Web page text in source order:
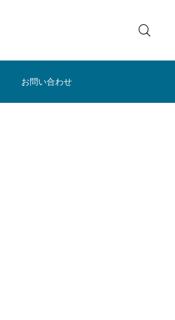
お問い合わせ